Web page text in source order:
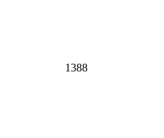
1388